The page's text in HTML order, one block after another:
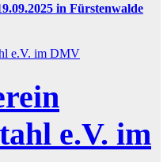
in Fürstenwalde
e.V. im